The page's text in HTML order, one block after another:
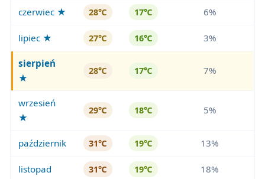
czerwiec ★ 28℃ 17℃ 6%
lipiec ★ 27℃ 16℃ 3%
sierpień
★
28℃ 17℃ 7%
wrzesień
★
29℃ 18℃ 5%
październik 31℃ 19℃ 13%
listopad 31℃ 19℃ 18%